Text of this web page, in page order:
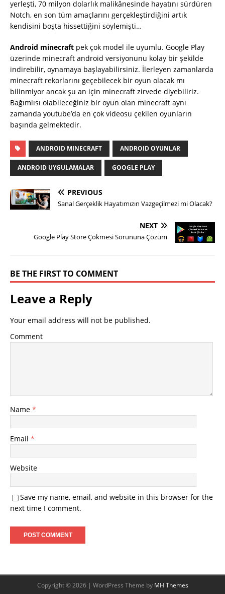
yerleşti, 70 milyon dolarlık malikânesinde hayatını sürdüren
Notch, en son tüm amaçlarını gerçekleştirdiğini artık
kendisini boşta hissettiğini söylemişti…
Android minecraft pek çok model ile uyumlu. Google Play
üzerinde minecraft android versiyonunu kolay bir şekilde
indirebilir, oynamaya başlayabilirsiniz. İlerleyen zamanlarda
minecraft rekorlarını geçebilecek bir oyun olacak mı
bilinmiyor ancak şu an için minecraft zirvede diyebiliriz.
Bağımlısı olabileceğiniz bir oyun olan minecraft aynı
zamanda youtube’da en çok videosu çekilen oyunların
başında gelmektedir.
ANDROID MINECRAFT ANDROID OYUNLAR
ANDROID UYGULAMALAR GOOGLE PLAY
PREVIOUS
Sanal Gerçeklik Hayatımızın Vazgeçilmezi mi Olacak?
NEXT
Google Play Store Çökmesi Sorununa Çözüm
BE THE FIRST TO COMMENT
Leave a Reply
Your email address will not be published.
Comment
Name *
Email *
Website
Save my name, email, and website in this browser for the
next time I comment.
Copyright © 2026 | WordPress Theme by MH Themes